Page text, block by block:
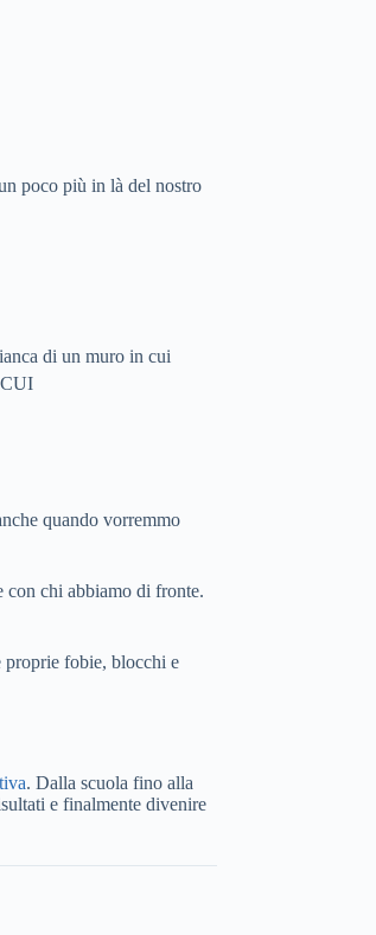
poco più in là del nostro
di un muro in cui
quando vorremmo
con chi abbiamo di fronte.
proprie fobie, blocchi e
. Dalla scuola fino alla
e finalmente divenire